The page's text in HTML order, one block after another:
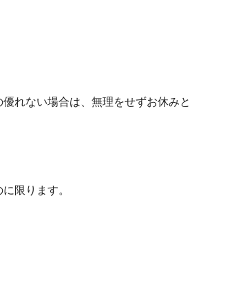
れない場合は、無理をせずお休みと
限ります。